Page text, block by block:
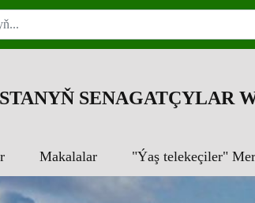
SENAGATÇYLAR
Makalalar "Ýaş telekeçiler"